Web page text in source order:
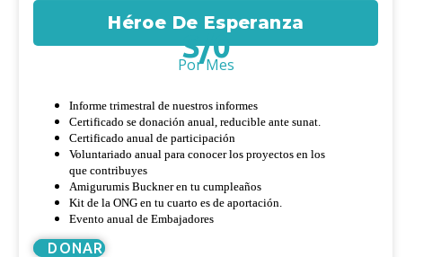
Héroe De Esperanza
S/0
Por Mes
Informe trimestral de nuestros informes
Certificado se donación anual, reducible ante sunat.
Certificado anual de participación
Voluntariado anual para conocer los proyectos en los
que contribuyes
Amigurumis Buckner en tu cumpleaños
Kit de la ONG en tu cuarto es de aportación.
Evento anual de Embajadores
DONAR